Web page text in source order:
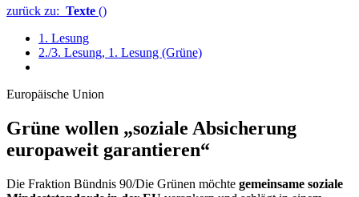
zurück zu: Texte ()
1. Lesung
2./3. Lesung, 1. Lesung (Grüne)
Europäische Union
Grüne wollen „soziale Absicherung
europa­weit garantieren“
Die Fraktion Bündnis 90/Die Grünen möchte gemeinsame soziale